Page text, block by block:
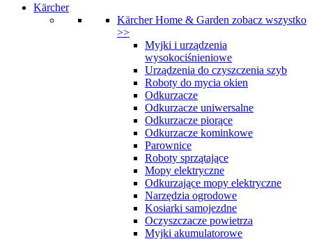
Kärcher
Kärcher Home & Garden zobacz wszystko
>>
Myjki i urządzenia
wysokociśnieniowe
Urządzenia do czyszczenia szyb
Roboty do mycia okien
Odkurzacze
Odkurzacze uniwersalne
Odkurzacze piorące
Odkurzacze kominkowe
Parownice
Roboty sprzątające
Mopy elektryczne
Odkurzające mopy elektryczne
Narzędzia ogrodowe
Kosiarki samojezdne
Oczyszczacze powietrza
Myjki akumulatorowe